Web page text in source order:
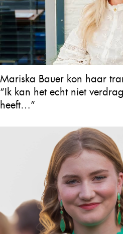
Mariska Bauer kon haar
“Ik kan het echt niet
heeft…”